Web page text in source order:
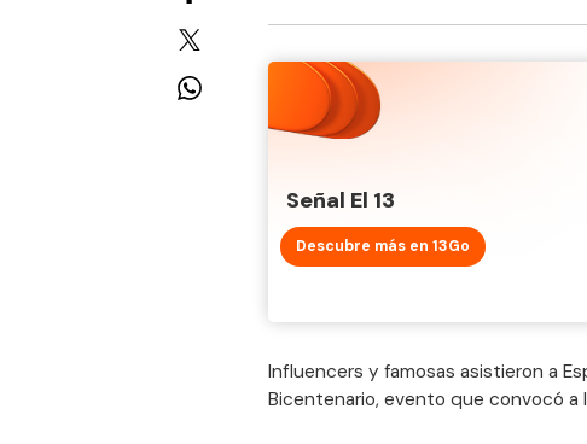
Señal El 13
Descubre más en 13Go
Influencers y famosas asistieron a
Bicentenario, evento que convocó a